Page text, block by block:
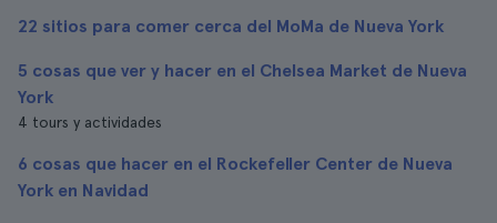
22 sitios para comer cerca del MoMa de Nueva York
5 cosas que ver y hacer en el Chelsea Market de Nueva
York
4 tours y actividades
6 cosas que hacer en el Rockefeller Center de Nueva
York en Navidad